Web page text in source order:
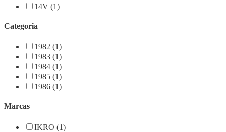
14V (1)
Categoria
1982 (1)
1983 (1)
1984 (1)
1985 (1)
1986 (1)
Marcas
IKRO (1)